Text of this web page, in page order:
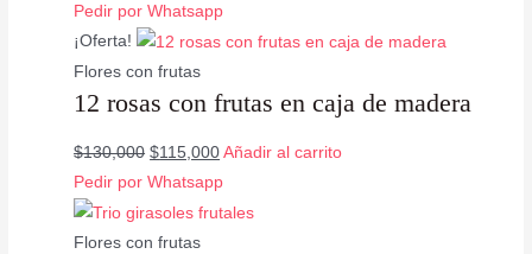
Pedir por Whatsapp
¡Oferta!
Flores con frutas
12 rosas con frutas en caja de madera
$130,000 $115,000 Añadir al carrito
Pedir por Whatsapp
Flores con frutas